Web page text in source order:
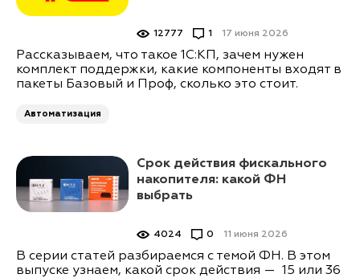
17 июня 2026
12777 1
Рассказываем, что такое 1С:КП, зачем нужен
комплект поддержки, какие компоненты входят в
пакеты Базовый и Проф, сколько это стоит.
Автоматизация
Срок действия фискального
накопителя: какой ФН
выбрать
11 июня 2026
4024 0
В серии статей разбираемся с темой ФН. В этом
выпуске узнаем, какой срок действия — 15 или 36